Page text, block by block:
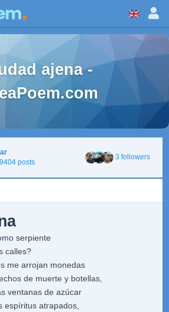
ajena -
9404 posts
3 followers
serpiente
calles?
me arrojan monedas
de muerte y botellas,
ventanas de azúcar
espíritus atrapados,